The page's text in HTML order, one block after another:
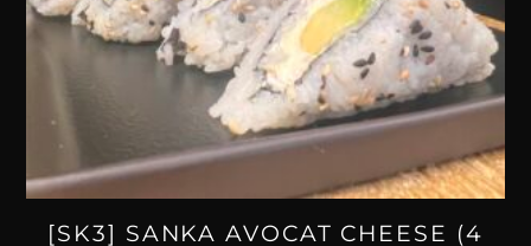
[SK3] SANKA AVOCAT CHEESE (4